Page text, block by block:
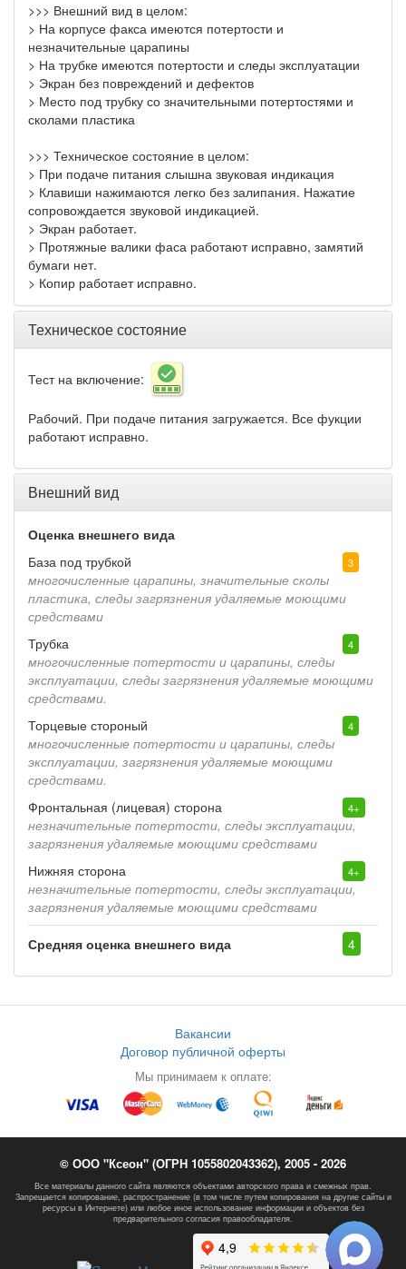
>>> Внешний вид в целом:
> На корпусе факса имеются потертости и
незначительные царапины
> На трубке имеются потертости и следы эксплуатации
> Экран без повреждений и дефектов
> Место под трубку со значительными потертостями и
сколами пластика
>>> Техническое состояние в целом:
> При подаче питания слышна звуковая индикация
> Клавиши нажимаются легко без залипания. Нажатие
сопровождается звуковой индикацией.
> Экран работает.
> Протяжные валики фаса работают исправно, замятий
бумаги нет.
> Копир работает исправно.
Техническое состояние
Тест на включение:
Рабочий. При подаче питания загружается. Все фукции
работают исправно.
Внешний вид
Оценка внешнего вида
База под трубкой
3
многочисленные царапины, значительные сколы
пластика, следы загрязнения удаляемые моющими
средствами
Трубка
4
многочисленные потертости и царапины, следы
эксплуатации, следы загрязнения удаляемые моющими
средствами.
Торцевые стороный
4
многочисленные потертости и царапины, следы
эксплуатации, загрязнения удаляемые моющими
средствами.
Фронтальная (лицевая) сторона
4+
незначительные потертости, следы эксплуатации,
загрязнения удаляемые моющими средствами
Нижняя сторона
4+
незначительные потертости, следы эксплуатации,
загрязнения удаляемые моющими средствами
Средняя оценка внешнего вида 4
Вакансии
Договор публичной оферты
Мы принимаем к оплате:
© ООО "Ксеон" (ОГРН 1055802043362), 2005 - 2026
Все материалы данного сайта являются объектами авторского права и смежных прав.
Запрещается копирование, распространение (в том числе путем копирования на другие сайты и
ресурсы в Интернете) или любое иное использование информации и объектов без
предварительного согласия правообладателя.